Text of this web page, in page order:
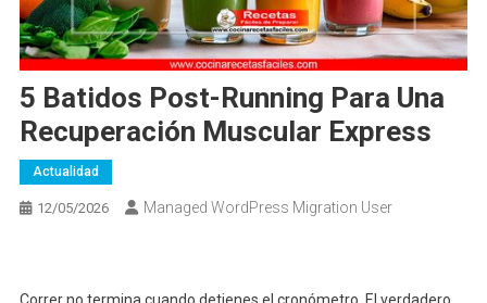
5 Batidos Post-Running Para Una
Recuperación Muscular Express
Actualidad
12/05/2026 Managed WordPress Migration User